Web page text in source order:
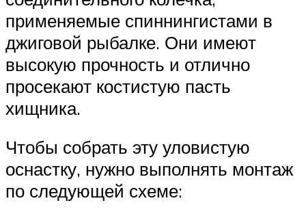
применяемые спиннингистами в
джиговой рыбалке. Они имеют
высокую прочность и отлично
просекают костистую пасть
хищника.
Чтобы собрать эту уловистую
оснастку, нужно выполнять монтаж
по следующей схеме: